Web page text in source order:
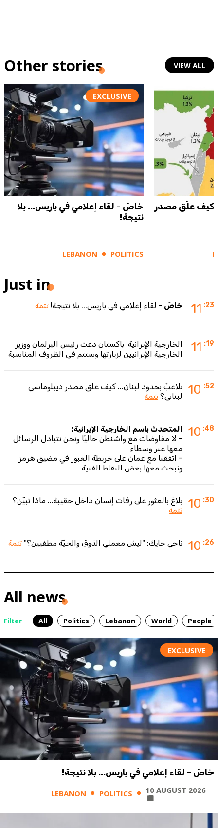
Other stories VIEW ALL
EXCLUSIVE
خاصّ - لقاء إعلامي في باريس... بلا
نتيجة!
LEBANON POLITICS
كيف علّق مصدر
Just in
11 :23 خاصّ - لقاء إعلامي في باريس... بلا نتيجة! تتمة
11 :19
الخارجية الإيرانية: باكستان دعت رئيس البرلمان ووزير
الخارجية الإيرانيين لزيارتها وستتم في الظروف المناسبة
10 :52
تلاعبٌ بحدود لبنان... كيف علّق مصدر ديبلوماسي
لبناني؟ تتمة
10 :48
المتحدث باسم الخارجية الإيرانية:
- لا مفاوضات مع واشنطن حاليًا ونحن نتبادل الرسائل
معها عبر وسطاء
- اتفقنا مع عمان على خريطة العبور في مضيق هرمز
ونبحث معها بعض النقاط الفنية
10 :30
بلاغ بالعثور على رفات إنسان داخل حقيبة... ماذا تبيّن؟
تتمة
10 :26 ناجي حايك: "ليش معملي الذوق والجيّة مطفيين؟" تتمة
All news
Filter All Politics Lebanon World People
EXCLUSIVE
خاصّ - لقاء إعلامي في باريس... بلا نتيجة!
LEBANON POLITICS 10 AUGUST 2026